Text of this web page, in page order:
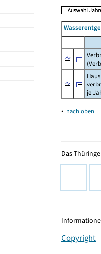
je
▴ nach oben
Das
Copyright